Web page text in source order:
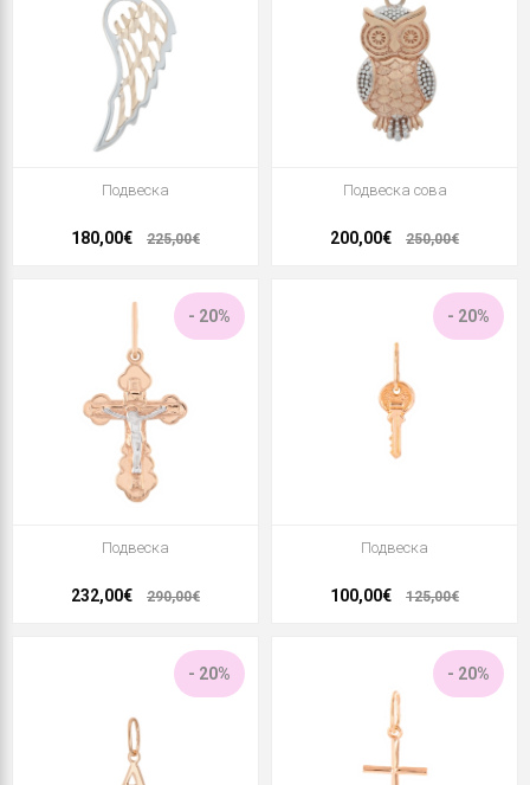
Подвеска
180,00€ 225,00€
Подвеска сова
200,00€ 250,00€
- 20%
Подвеска
232,00€ 290,00€
- 20%
Подвеска
100,00€ 125,00€
- 20% - 20%